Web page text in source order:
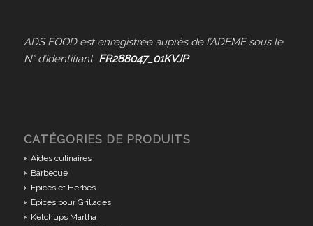
ADS FOOD est enregistrée auprès de l’ADEME sous le
N° d’identifiant FR288047_01KVJP
CATÉGORIES DE PRODUITS
Aides culinaires
Barbecue
Epices et Herbes
Epices pour Grillades
Ketchups Martha